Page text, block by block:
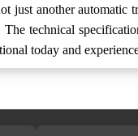
another automatic
technical
today and